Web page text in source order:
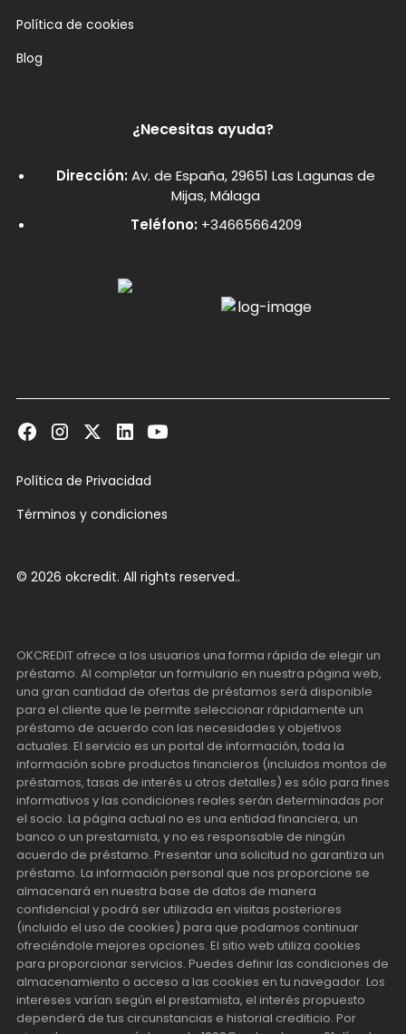
Política de cookies
Blog
¿Necesitas ayuda?
Dirección: Av. de España, 29651 Las Lagunas de
Mijas, Málaga
Teléfono: +34665664209
© 2026 okcredit. All rights reserved..
Política de Privacidad
Términos y condiciones
OKCREDIT ofrece a los usuarios una forma rápida de elegir un
préstamo. Al completar un formulario en nuestra página web,
una gran cantidad de ofertas de préstamos será disponible
para el cliente que le permite seleccionar rápidamente un
préstamo de acuerdo con las necesidades y objetivos
actuales. El servicio es un portal de información, toda la
información sobre productos financieros (incluidos montos de
préstamos, tasas de interés u otros detalles) es sólo para fines
informativos y las condiciones reales serán determinadas por
el socio. La página actual no es una entidad financiera, un
banco o un prestamista, y no es responsable de ningún
acuerdo de préstamo. Presentar una solicitud no garantiza un
préstamo. La información personal que nos proporcione se
almacenará en nuestra base de datos de manera
confidencial y podrá ser utilizada en visitas posteriores
(incluido el uso de cookies) para que podamos continuar
ofreciéndole mejores opciones. El sitio web utiliza cookies
para proporcionar servicios. Puedes definir las condiciones de
almacenamiento o acceso a las cookies en tu navegador. Los
intereses varían según el prestamista, el interés propuesto
dependerá de tus circunstancias e historial crediticio. Por